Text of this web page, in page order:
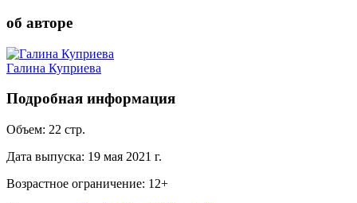
об авторе
Галина Куприева
Подробная информация
Объем: 22 стр.
Дата выпуска: 19 мая 2021 г.
Возрастное ограничение: 12+